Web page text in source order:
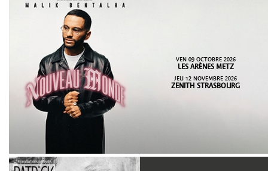
VEN 09 OCTOBRE 2026
LES ARÈNES METZ
JEU 12 NOVEMBRE 2026
ZENITH STRASBOURG